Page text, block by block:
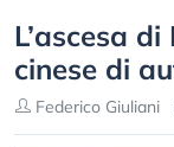
L’ascesa
cinese di
Federico Giuliani